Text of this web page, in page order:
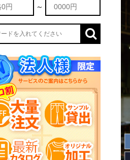
～